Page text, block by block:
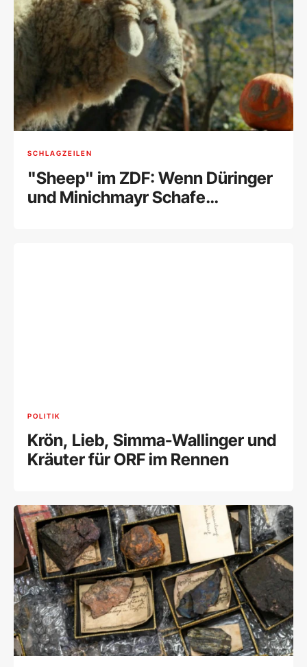
SCHLAGZEILEN
"Sheep" im ZDF: Wenn Düringer
und Minichmayr Schafe
POLITIK
Krön, Lieb, Simma-Wallinger und
Kräuter für ORF im Rennen